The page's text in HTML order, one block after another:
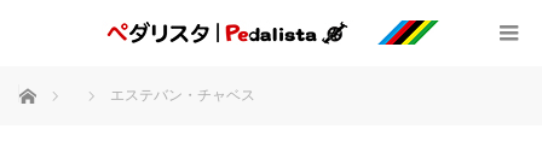
ホーム エステバン・チャベス